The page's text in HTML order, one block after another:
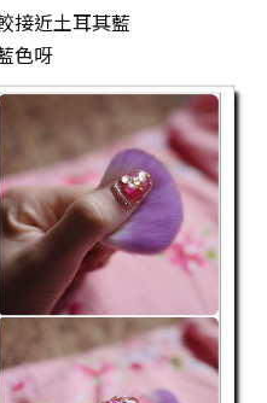
接近土耳其藍
色呀